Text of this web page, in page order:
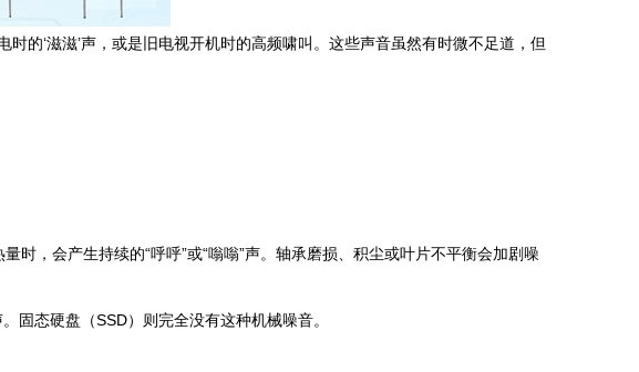
的‘滋滋’声，或是旧电视开机时的高频啸叫。这些声音虽然有时微不足道，但
时，会产生持续的“呼呼”或“嗡嗡”声。轴承磨损、积尘或叶片不平衡会加剧噪
固态硬盘（SSD）则完全没有这种机械噪音。